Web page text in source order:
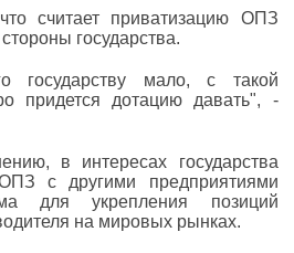
считает приватизацию ОПЗ
государства.
государству мало, с такой
придется дотацию давать", -
в интересах государства
с другими предприятиями
для укрепления позиций
на мировых рынках.